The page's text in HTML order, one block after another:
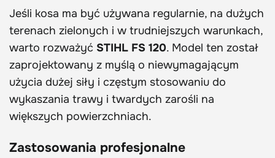
Jeśli kosa ma być używana regularnie, na dużych
terenach zielonych i w trudniejszych warunkach,
warto rozważyć STIHL FS 120. Model ten został
zaprojektowany z myślą o niewymagającym
użycia dużej siły i częstym stosowaniu do
wykaszania trawy i twardych zarośli na
większych powierzchniach.
Zastosowania profesjonalne